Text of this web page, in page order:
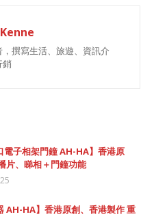
Kenne
撰寫生活、旅遊、資訊介
銷
電子相架門鐘 AH-HA】香港原
片、睇相＋門鐘功能
AH-HA】香港原創、香港製作 重